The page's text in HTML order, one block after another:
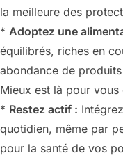
la meilleure des
* Adoptez une
équilibrés, riches en
abondance de
Mieux est là pour
* Restez actif :
quotidien, même par
pour la santé de vos